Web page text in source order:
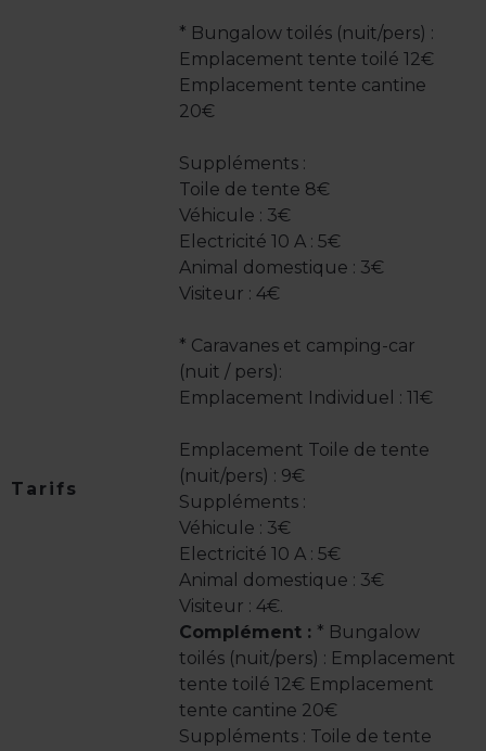
Tarifs
* Bungalow toilés (nuit/pers) :
Emplacement tente toilé 12€
Emplacement tente cantine
20€
Suppléments :
Toile de tente 8€
Véhicule : 3€
Electricité 10 A : 5€
Animal domestique : 3€
Visiteur : 4€
* Caravanes et camping-car
(nuit / pers):
Emplacement Individuel : 11€
Emplacement Toile de tente
(nuit/pers) : 9€
Suppléments :
Véhicule : 3€
Electricité 10 A : 5€
Animal domestique : 3€
Visiteur : 4€.
Complément : * Bungalow
toilés (nuit/pers) : Emplacement
tente toilé 12€ Emplacement
tente cantine 20€
Suppléments : Toile de tente